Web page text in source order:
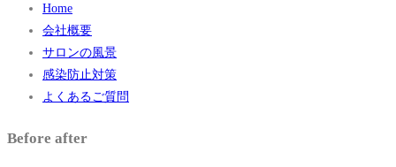
Home
会社概要
サロンの風景
感染防止対策
よくあるご質問
Before after